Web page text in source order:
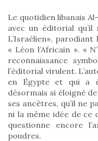
Le quotidien libanais
avec un éditorial
L’Israélien»,
« Léon l’Africain ». «
reconnaissance
l’éditorial virulent.
en Égypte et qui a
désormais si éloigné
ses ancêtres, qu’il ne
ni la même idée de ce
questionne encore
poudres.